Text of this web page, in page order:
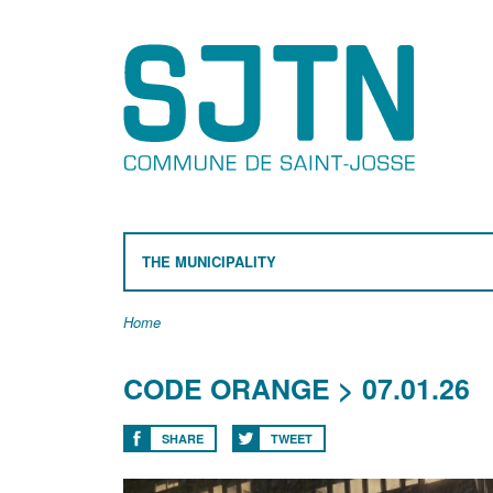
THE MUNICIPALITY
Home
CODE ORANGE > 07.01.26
SHARE TWEET